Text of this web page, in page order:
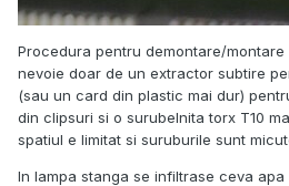
Procedura pentru demontare/
nevoie doar de un extractor subtire
(sau un card din plastic mai dur)
din clipsuri si o surubelnita torx T10
spatiul e limitat si suruburile sunt
In lampa stanga se infiltrase ceva